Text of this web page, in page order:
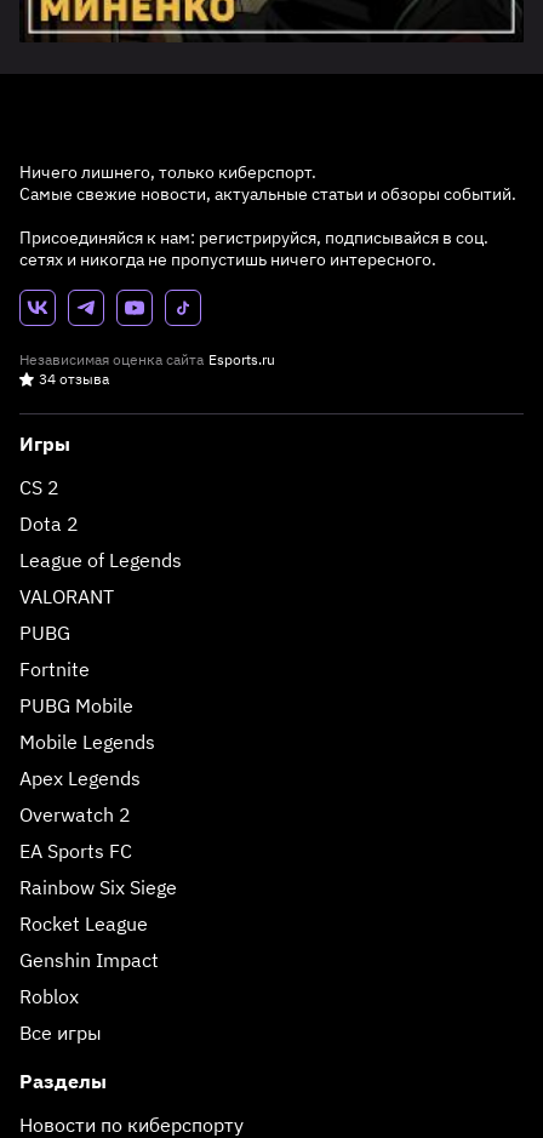
Ничего лишнего, только киберспорт.
Самые свежие новости, актуальные статьи и обзоры событий.
Присоединяйся к нам: регистрируйся, подписывайся в соц.
сетях и никогда не пропустишь ничего интересного.
Независимая оценка сайта Esports.ru
34 отзыва
Игры
CS 2
Dota 2
League of Legends
VALORANT
PUBG
Fortnite
PUBG Mobile
Mobile Legends
Apex Legends
Overwatch 2
EA Sports FC
Rainbow Six Siege
Rocket League
Genshin Impact
Roblox
Все игры
Разделы
Новости по киберспорту